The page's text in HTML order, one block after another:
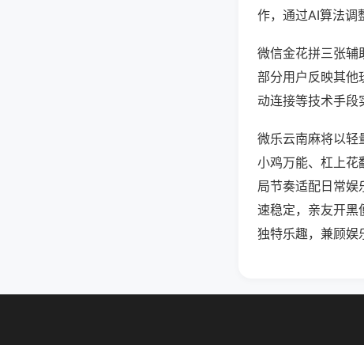
作，通过AI算法调
微信金花拼三张辅
部分用户反映其他
动连接等技术手段
微乐云南麻将以轻
小鸡万能、杠上花
局节奏适配日常
速稳定，亲友开黑
独特乐趣，兼顾娱